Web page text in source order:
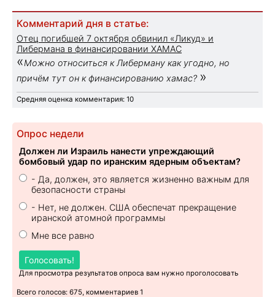
Комментарий дня в статье:
Отец погибшей 7 октября обвинил «Ликуд» и
Либермана в финансировании ХАМАС
«Можно относиться к Либерману как угодно, но
причём тут он к финансированию хамас? »
Средняя оценка комментария: 10
Опрос недели
Должен ли Израиль нанести упреждающий
бомбовый удар по иранским ядерным объектам?
- Да, должен, это является жизненно важным для
безопасности страны
- Нет, не должен. США обеспечат прекращение
иранской атомной программы
Мне все равно
Голосовать!
Для просмотра результатов опроса вам нужно проголосовать
Всего голосов: 675, комментариев 1